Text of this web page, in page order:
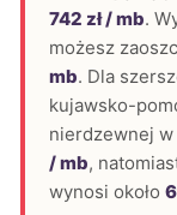
742 zł / mb.
możesz
mb. Dla
kujawsko-
nierdzewnej w
/ mb,
wynosi około